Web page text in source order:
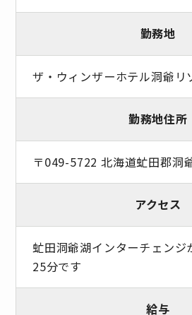
勤務地
ザ・ウィンザーホテル洞爺リ
勤務地住所
〒049-5722 北海道虻田郡洞
アクセス
虻田洞爺湖インターチェンジ
25分です
給与